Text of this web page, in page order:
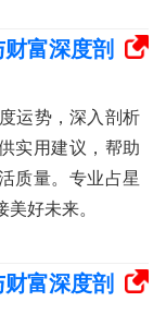
富深度剖
运势，深入剖析
实用建议，帮助
质量。专业占星
好未来。
富深度剖